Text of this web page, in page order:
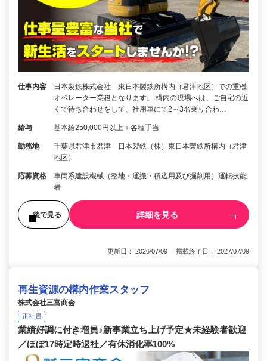
仕事内容
日本製鉄株式会社 東日本製鉄所構内（君津地区）での重機
オペレーター業務となります。 構内の現場へは、ご自宅の近
くで待ち合わせをして、社用車にて2～3名乗り合わ…
給与 基本給250,000円以上＋各種手当
勤務地
千葉県君津市君津 日本製鉄（株）東日本製鉄所構内（君津
地区）
応募資格
車両系建設機械（整地・運搬・積込用及び掘削用）運転技能
者
後で見る 詳細を見る
更新日： 2026/07/09 掲載終了日： 2027/07/09
再生資源の構内作業スタッフ
株式会社三富商会
正社員
業績好調に付き増員♪新事業立ち上げ予定★未経験者歓迎
／ほぼ17時定時退社／有休消化率100%